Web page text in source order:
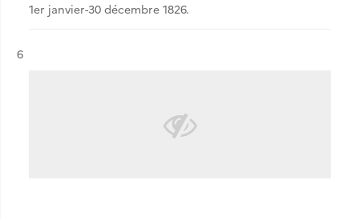
1er janvier-30 décembre 1826.
Résultat n°
6